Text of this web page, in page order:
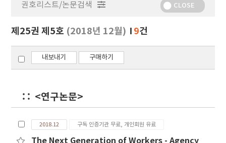
보
기
권호리스트/논문검색 CLOSE
제25권 제5호 (2018년 12월) 9건
내보내기 구매하기
<연구논문>
2018.12 구독 인증기관 무료, 개인회원 유료